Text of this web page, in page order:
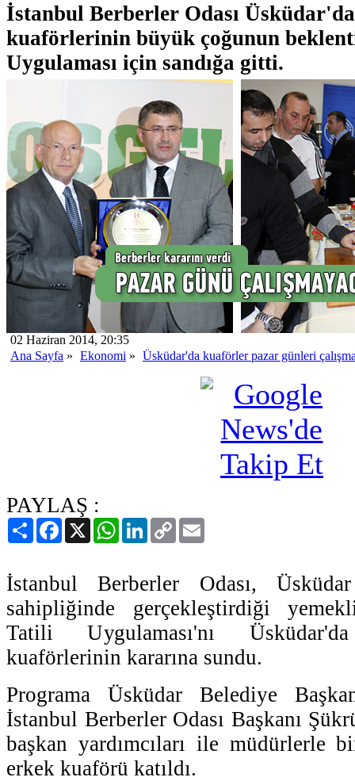
İstanbul Berberler Odası
kuaförlerinin büyük çoğunun
Uygulaması için sandığa gitti.
02 Haziran 2014, 20:35
Ana Sayfa » Ekonomi » Üsküdar'da kuaförler pazar günleri
PAYLAŞ :
PaylaşFacebook
X WhatsAppLinkedIn
Copy
Link
İstanbul Berberler Odası,
sahipliğinde gerçekleştirdiği
Tatili Uygulaması'nı
kuaförlerinin kararına sundu.
Programa Üsküdar Belediye
İstanbul Berberler Odası Başkanı
başkan yardımcıları ile müdürlerle
erkek kuaförü katıldı.